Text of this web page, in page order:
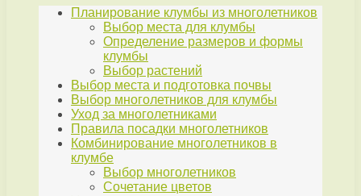
Планирование клумбы из многолетников
Выбор места для клумбы
Определение размеров и формы
клумбы
Выбор растений
Выбор места и подготовка почвы
Выбор многолетников для клумбы
Уход за многолетниками
Правила посадки многолетников
Комбинирование многолетников в
клумбе
Выбор многолетников
Сочетание цветов